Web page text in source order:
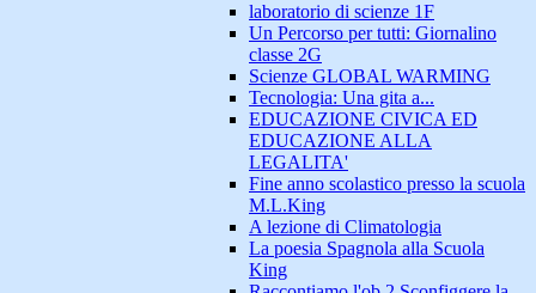
laboratorio di scienze 1F
Un Percorso per tutti: Giornalino
classe 2G
Scienze GLOBAL WARMING
Tecnologia: Una gita a...
EDUCAZIONE CIVICA ED
EDUCAZIONE ALLA
LEGALITA'
Fine anno scolastico presso la scuola
M.L.King
A lezione di Climatologia
La poesia Spagnola alla Scuola
King